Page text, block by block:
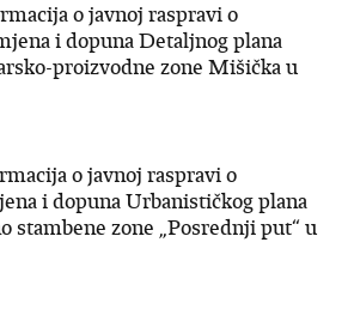
o javnoj raspravi o
i dopuna Detaljnog plana
proizvodne zone Mišička u
o javnoj raspravi o
i dopuna Urbanističkog plana
stambene zone „Posrednji put“ u